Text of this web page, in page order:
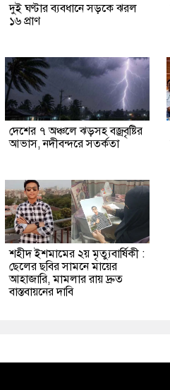
দুই ঘণ্টার ব্যবধানে সড়কে ঝরল
১৬ প্রাণ
দেশের ৭ অঞ্চলে ঝড়সহ বজ্রবৃষ্টির
আভাস, নদীবন্দরে সতর্কতা
শহীদ ইশমামের ২য় মৃত্যুবার্ষিকী :
ছেলের ছবির সামনে মায়ের
আহাজারি, মামলার রায় দ্রুত
বাস্তবায়নের দাবি